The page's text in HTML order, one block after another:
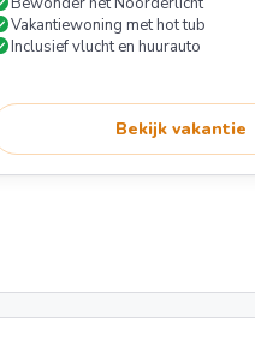
Vakantiewoning met hot tub
Inclusief vlucht en huurauto
Bekijk vakantie